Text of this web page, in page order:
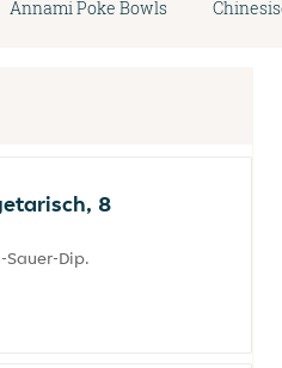
Annami Poke Bowls
8
Dip.